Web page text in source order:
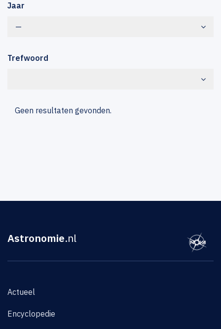
Jaar
—
Trefwoord
Geen resultaten gevonden.
Astronomie.nl
Actueel
Encyclopedie